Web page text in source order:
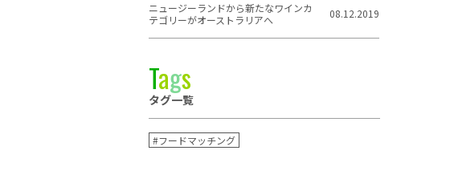
ニュージーランドから新たなワインカ
テゴリーがオーストラリアへ
08.12.2019
Tags
タグ一覧
#フードマッチング